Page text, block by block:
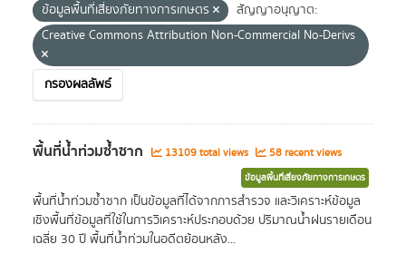
ข้อมูลพื้นที่เสี่ยงภัยทางการเกษตร
สัญญาอนุญาต:
Creative Commons Attribution Non-Commercial No-Derivs
กรองผลลัพธ์
พื้นที่น้ำท่วมซ้ำซาก 13109 total views 58 recent views
ข้อมูลพื้นที่เสี่ยงภัยทางการเกษตร
พื้นที่น้ำท่วมซ้ำซาก เป็นข้อมูลที่ได้จากการสำรวจ และวิเคราะห์ข้อมูล
เชิงพื้นที่ข้อมูลที่ใช้ในการวิเคราะห์ประกอบด้วย ปริมาณน้ำฝนรายเดือน
เฉลี่ย 30 ปี พื้นที่น้ำท่วมในอดีตย้อนหลัง...